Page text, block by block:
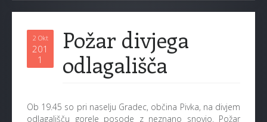
2 Okt
201
1
Požar divjega
odlagališča
Ob 19.45 so pri naselju Gradec, občina Pivka, na divjem
odlagališču gorele posode z neznano snovjo. Požar